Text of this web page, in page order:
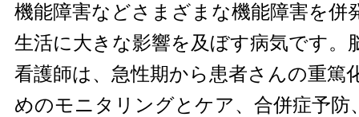
機能障害などさまざまな機能障害を併
生活に大きな影響を及ぼす病気です。
看護師は、急性期から患者さんの重篤
めのモニタリングとケア、合併症予防